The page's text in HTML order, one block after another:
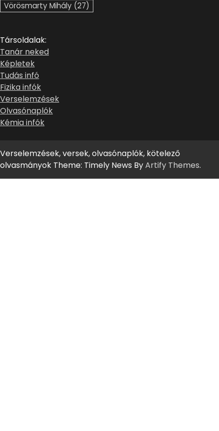
Vörösmarty Mihály (27)
Társoldalak:
Tanár neked
Képletek
Tudás infó
Fizika infók
Verselemzések
Olvasónaplók
Kémia infók
Verselemzések, versek, olvasónaplók, kötelező
olvasmányok Theme: Timely News ByArtify Themes.